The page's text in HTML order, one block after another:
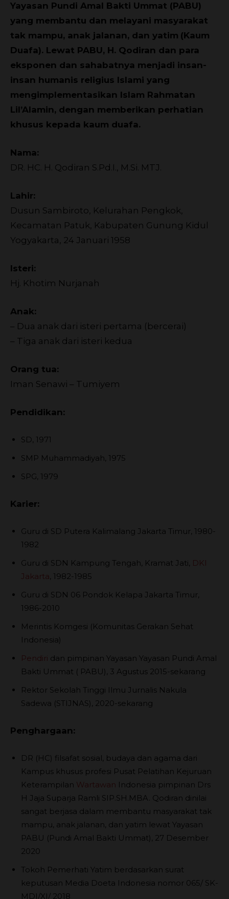
Yayasan Pundi Amal Bakti Ummat (PABU)
yang membantu dan melayani masyarakat
tak mampu, anak jalanan, dan yatim (Kaum
Duafa). Lewat PABU, H. Qodiran dan para
eksponen dan sahabatnya menjadi insan-
insan humanis religius Islami yang
mengimplementasikan Islam Rahmatan
Lil’Alamin, dengan memberikan perhatian
khusus kepada kaum duafa.
Nama:
DR. HC. H. Qodiran S.Pd.I., M.Si. MTJ.
Lahir:
Dusun Sambiroto, Kelurahan Pengkok,
Kecamatan Patuk, Kabupaten Gunung Kidul
Yogyakarta, 24 Januari 1958
Isteri:
Hj. Khotim Nurjanah
Anak:
– Dua anak dari isteri pertama (bercerai)
– Tiga anak dari isteri kedua
Orang tua:
Iman Senawi – Tumiyem
Pendidikan:
SD, 1971
SMP Muhammadiyah, 1975
SPG, 1979
Karier:
Guru di SD Putera Kalimalang Jakarta Timur, 1980-
1982
Guru di SDN Kampung Tengah, Kramat Jati, DKI
Jakarta, 1982-1985
Guru di SDN 06 Pondok Kelapa Jakarta Timur,
1986-2010
Merintis Komgesi (Komunitas Gerakan Sehat
Indonesia)
Pendiri dan pimpinan Yayasan Yayasan Pundi Amal
Bakti Ummat ( PABU), 3 Agustus 2015-sekarang
Rektor Sekolah Tinggi Ilmu Jurnalis Nakula
Sadewa (STIJNAS), 2020-sekarang
Penghargaan:
DR (HC) filsafat sosial, budaya dan agama dari
Kampus khusus profesi Pusat Pelatihan Kejuruan
Keterampilan Wartawan Indonesia pimpinan Drs
H Jaja Suparja Ramli SIP.SH.MBA. Qodiran dinilai
sangat berjasa dalam membantu masyarakat tak
mampu, anak jalanan, dan yatim lewat Yayasan
PABU (Pundi Amal Bakti Ummat), 27 Desember
2020
Tokoh Pemerhati Yatim berdasarkan surat
keputusan Media Doeta Indonesia nomor 065/ SK-
MDI/XI/ 2018